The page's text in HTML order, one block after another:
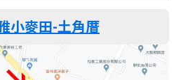
小麥田-土角厝